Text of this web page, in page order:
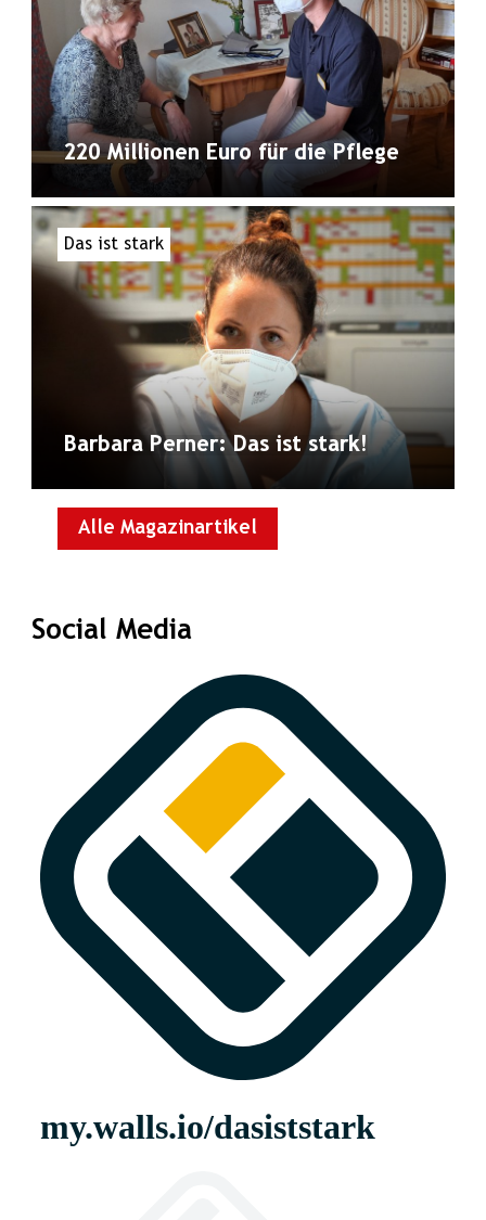
220 Millionen Euro für die Pflege
Barbara Perner: Das ist stark!
Das ist stark
Alle Magazinartikel
Social Media